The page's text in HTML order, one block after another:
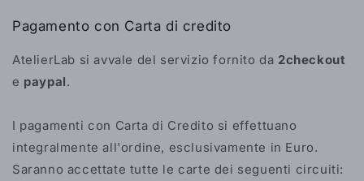
Pagamento con Carta di credito
AtelierLab si avvale del servizio fornito da 2checkout
e paypal.
I pagamenti con Carta di Credito si effettuano
integralmente all'ordine, esclusivamente in Euro.
Saranno accettate tutte le carte dei seguenti circuiti: